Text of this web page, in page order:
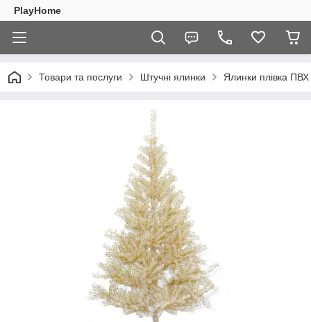
PlayHome
Товари та послуги Штучні ялинки Ялинки плівка ПВХ